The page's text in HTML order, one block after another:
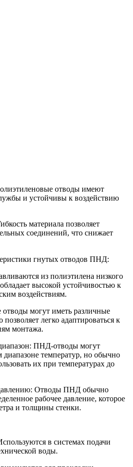
отводы имеют
и устойчивы к воздействию
материала позволяет
соединений, что снижает
гнутых отводов ПНД:
из полиэтилена низкого
высокой устойчивостью к
воздействиям.
отводы могут иметь различные
легко адаптироваться к
монтажа.
ПНД-отводы могут
диапазоне температур, но обычно
их при температурах до
Отводы ПНД обычно
рабочее давление, которое
и толщины стенки.
в системах подачи
воды.